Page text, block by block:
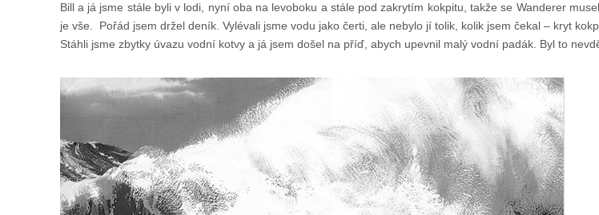
Bill a já jsme stále byli v lodi, nyní oba na levoboku a stále pod zakrytím kokpitu, takže se Wanderer
je vše. Pořád jsem držel deník. Vylévali jsme vodu jako čerti, ale nebylo jí tolik, kolik jsem čekal – kryt
Stáhli jsme zbytky úvazu vodní kotvy a já jsem došel na příď, abych upevnil malý vodní padák. Byl to